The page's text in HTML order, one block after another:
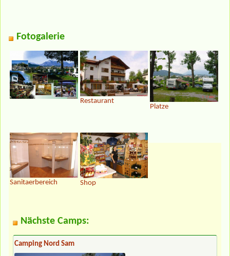
Fotogalerie
Restaurant
Platze
Sanitaerbereich Shop
Nächste Camps:
Camping Nord Sam